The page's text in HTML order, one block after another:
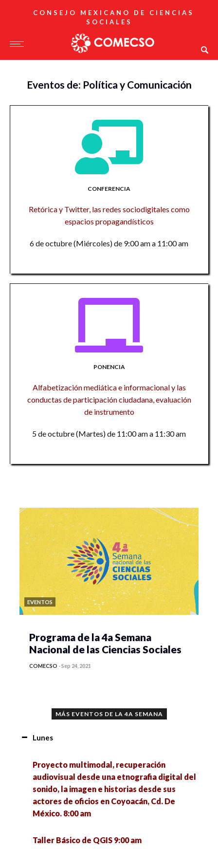
CONSEJO MEXICANO DE CIENCIAS
SOCIALES
Eventos de: Política y Comunicación
CONFERENCIA
Retórica y Twitter, las redes sociodigitales como
espacios propagandísticos
6 de octubre (Miércoles) de 9:00 am a 11:00 am
PONENCIA
Alfabetización mediática e informacional y las
conductas de participación ciudadana, evaluación
de instrumento
5 de octubre (Martes) de 11:00 am a 11:30 am
EVENTOS
Programa de la 4a Semana
Nacional de las Ciencias Sociales
COMECSO -Sep 24, 2021
MÁS EVENTOS DE LA 4A SEMANA
Lunes
Proyecto multimodal, recuperación
audiovisual desde una etnografia digital del
sonido, la imagen e historias desde sus
actores de oficios en Coyoacán, Cd. De
México. 8:00 am
Taller Básico de QGIS 9:00 am